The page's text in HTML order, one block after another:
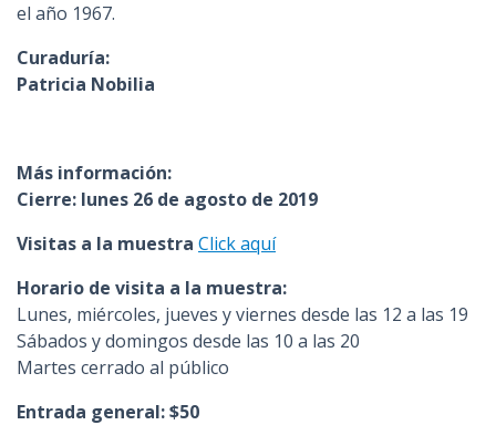
el año 1967.
Curaduría:
Patricia Nobilia
Más información:
Cierre: lunes 26 de agosto de 2019
Visitas a la muestra Click aquí
Horario de visita a la muestra:
Lunes, miércoles, jueves y viernes desde las 12 a las 19
Sábados y domingos desde las 10 a las 20
Martes cerrado al público
Entrada general: $50